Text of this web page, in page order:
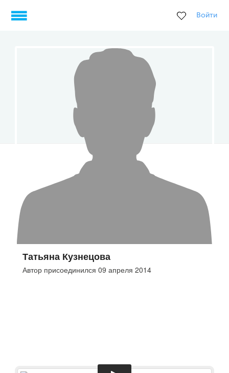
Войти
Татьяна Кузнецова
Автор присоединился 09 апреля 2014